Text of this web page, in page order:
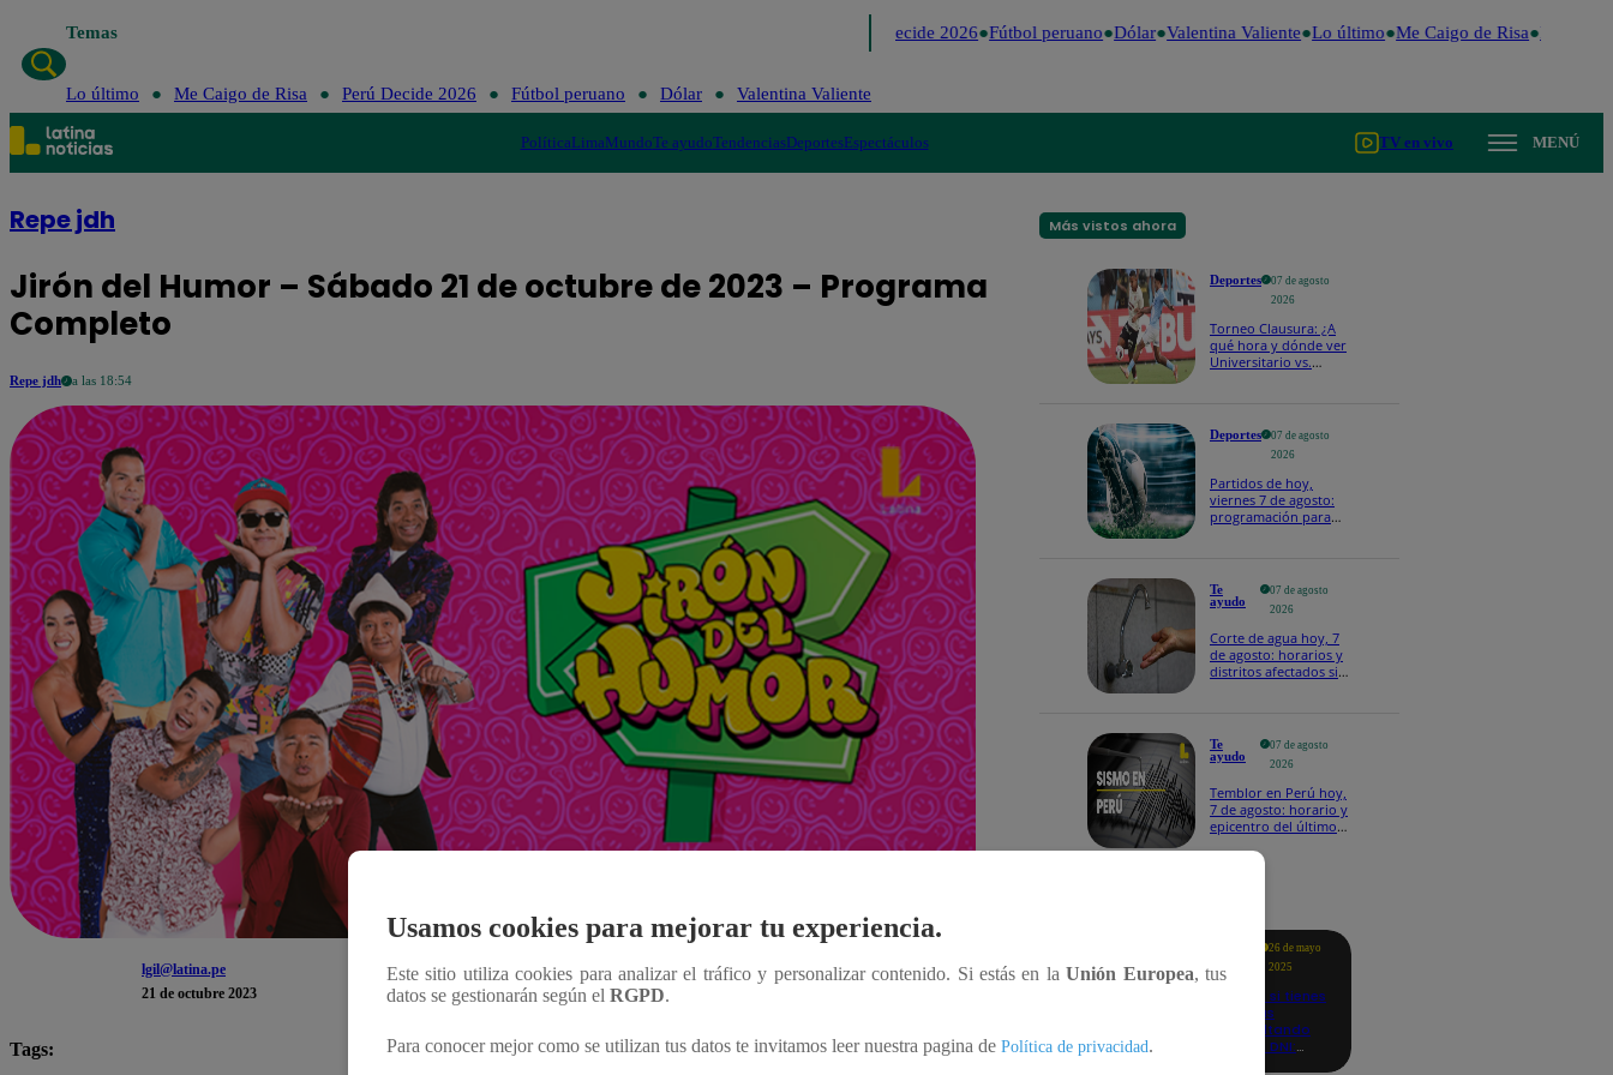
Temas Perú Decide 2026 Fútbol peruano Dólar Valentina Valiente Lo último Me Caigo de Risa Perú
Lo último Me Caigo de Risa Perú Decide 2026 Fútbol peruano Dólar Valentina Valiente
PolíticaLimaMundoTe ayudoTendenciasDeportesEspectáculos TV en vivo MENÚ
Repe jdh
Jirón del Humor – Sábado 21 de octubre de 2023 – Programa
Completo
Repe jdh a las 18:54
lgil@latina.pe
21 de octubre 2023
Compartir
Tags:
Más vistos ahora
Deportes
07 de agosto
2026
Torneo Clausura: ¿A
qué hora y dónde ver
Universitario vs.
Deportes
07 de agosto
2026
Partidos de hoy,
viernes 7 de agosto:
programación para
Te
ayudo
07 de agosto
2026
Corte de agua hoy, 7
de agosto: horarios y
distritos afectados sin
Te
ayudo
07 de agosto
2026
Temblor en Perú hoy,
7 de agosto: horario y
epicentro del último
26 de mayo
2025
Revisa si tienes
deudas
consultando
con tu DNI:
Usamos cookies para mejorar tu experiencia.
Este sitio utiliza cookies para analizar el tráfico y personalizar contenido. Si estás en laUnión Europea, tus
datos se gestionarán según el RGPD.
Para conocer mejor como se utilizan tus datos te invitamos leer nuestra pagina de Política de privacidad.